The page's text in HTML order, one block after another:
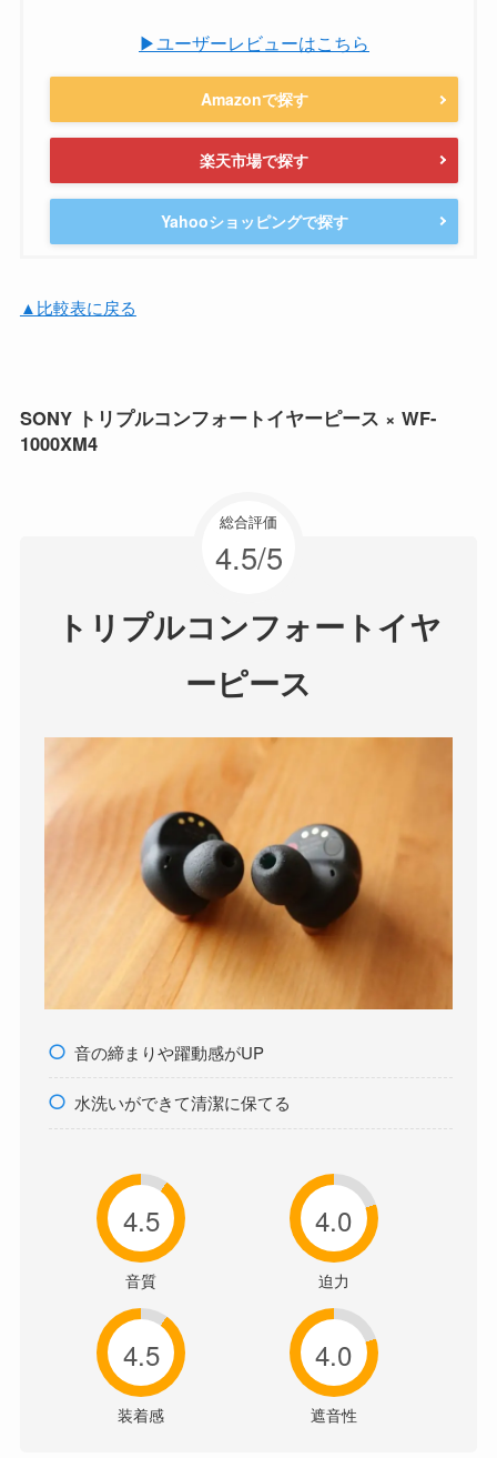
▶ユーザーレビューはこちら
Amazonで探す
楽天市場で探す
Yahooショッピングで探す
▲比較表に戻る
SONY トリプルコンフォートイヤーピース × WF-
1000XM4
総合評価
4.5/5
トリプルコンフォートイヤ
ーピース
音の締まりや躍動感がUP
水洗いができて清潔に保てる
4.5
音質
4.0
迫力
4.5
装着感
4.0
遮音性